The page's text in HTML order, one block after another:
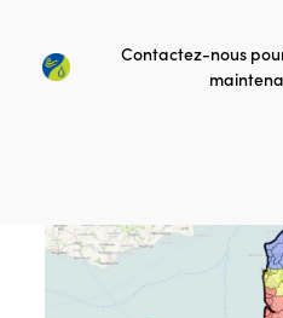
Contactez-nous